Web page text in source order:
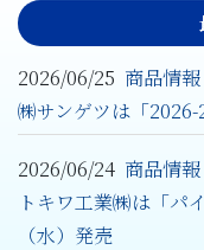
2026/06/25 商品情報
㈱サンゲツは「
2026/06/24 商品情報
トキワ工業㈱は「パ
（水）発売